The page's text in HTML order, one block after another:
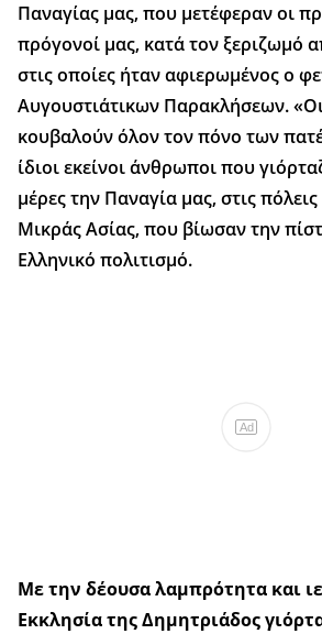
Παναγίας μας, που μετέφεραν οι
πρόγονοί μας, κατά τον ξεριζωμό
στις οποίες ήταν αφιερωμένος ο
Αυγουστιάτικων Παρακλήσεων.
κουβαλούν όλον τον πόνο των
ίδιοι εκείνοι άνθρωποι που
μέρες την Παναγία μας, στις
Μικράς Ασίας, που βίωσαν την
Ελληνικό πολιτισμό.
Ad
Με την δέουσα λαμπρότητα και
Εκκλησία της Δημητριάδος